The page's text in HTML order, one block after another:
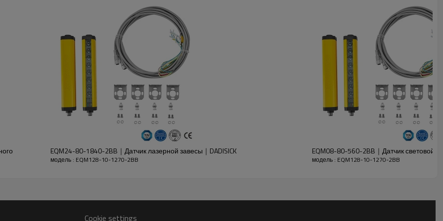
и приемника.
EQM24-80-1840-2BB｜Датчик лазерной завесы｜DADISICK
модель : EQM128-10-1270-2BB
EQM08-80-560-2BB｜Датчик световой
модель : EQM128-10-1270-2BB
Cookie settings